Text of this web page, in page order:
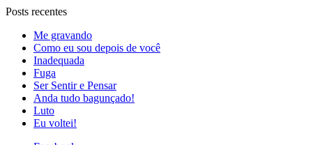
Posts recentes
Me gravando
Como eu sou depois de você
Inadequada
Fuga
Ser Sentir e Pensar
Anda tudo bagunçado!
Luto
Eu voltei!